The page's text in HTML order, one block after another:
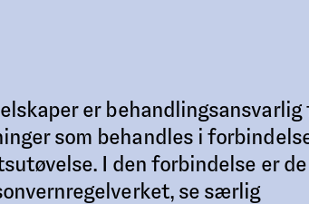
er behandlingsansvarlig
som behandles i
I den forbindelse er de
se særlig